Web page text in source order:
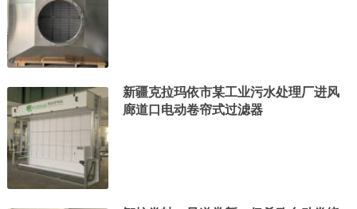
新疆克拉玛依市某工业污水处理厂进风
廊道口电动卷帘式过滤器